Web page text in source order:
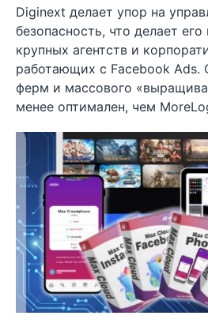
Diginext делает упор на
безопасность, что делает
крупных агентств и
работающих с Facebook Ads.
ферм и массового
менее оптимален, чем